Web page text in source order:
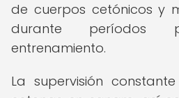
de cuerpos cetónicos y
durante períodos
entrenamiento.
La supervisión